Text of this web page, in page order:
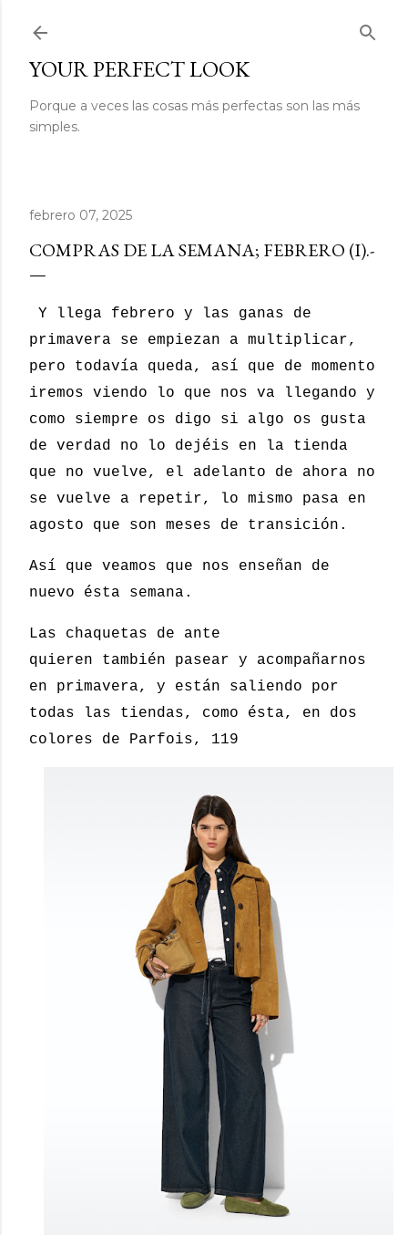
YOUR PERFECT LOOK
Porque a veces las cosas más perfectas son las más
simples.
febrero 07, 2025
COMPRAS DE LA SEMANA; FEBRERO (I).-
Y llega febrero y las ganas de
primavera se empiezan a multiplicar,
pero todavía queda, así que de momento
iremos viendo lo que nos va llegando y
como siempre os digo si algo os gusta
de verdad no lo dejéis en la tienda
que no vuelve, el adelanto de ahora no
se vuelve a repetir, lo mismo pasa en
agosto que son meses de transición.
Así que veamos que nos enseñan de
nuevo ésta semana.
Las chaquetas de ante
quieren también pasear y acompañarnos
en primavera, y están saliendo por
todas las tiendas, como ésta, en dos
colores de Parfois, 119